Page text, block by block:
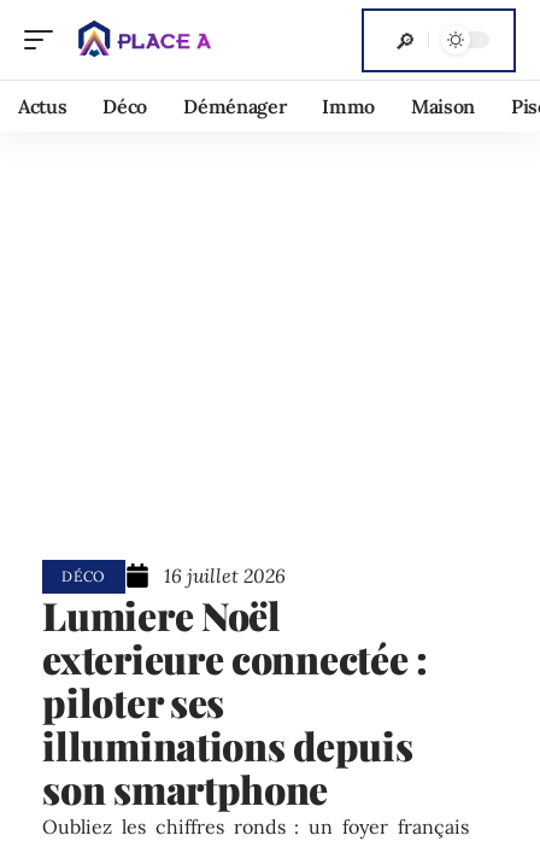
Actus Déco Déménager Immo Maison
DÉCO 16 juillet 2026
Lumiere Noël
exterieure connectée :
piloter ses
illuminations depuis
son smartphone
Oubliez les chiffres ronds : un foyer français